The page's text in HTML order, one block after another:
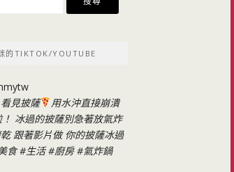
的TIKTOK/YOUTUBE
見披薩
用水沖直接崩潰
冰過的披薩別急著放氣炸
跟著影片做 你的披薩冰過
食 #生活 #廚房 #氣炸鍋